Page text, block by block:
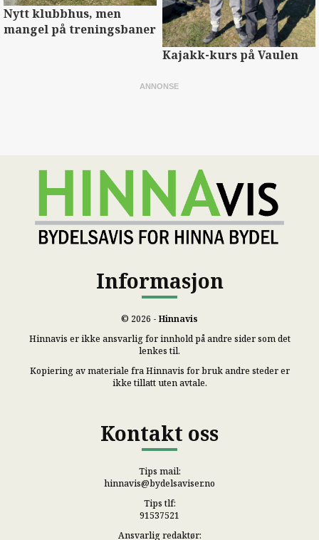
Nytt klubbhus, men
mangel på treningsbaner
Kajakk-kurs på Vaulen
Informasjon
© 2026 - Hinnavis
Hinnavis er ikke ansvarlig for innhold på andre sider som det
lenkes til.
Kopiering av materiale fra Hinnavis for bruk andre steder er
ikke tillatt uten avtale.
Kontakt oss
Tips mail:
hinnavis@bydelsaviser.no
Tips tlf:
91537521
Ansvarlig redaktør: